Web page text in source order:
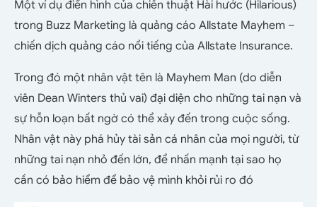
Một ví dụ điển hình của chiến thuật Hài hước (Hilarious)
trong Buzz Marketing là quảng cáo Allstate Mayhem –
chiến dịch quảng cáo nổi tiếng của Allstate Insurance.
Trong đó một nhân vật tên là Mayhem Man (do diễn
viên Dean Winters thủ vai) đại diện cho những tai nạn và
sự hỗn loạn bất ngờ có thể xảy đến trong cuộc sống.
Nhân vật này phá hủy tài sản cá nhân của mọi người, từ
những tai nạn nhỏ đến lớn, để nhấn mạnh tại sao họ
cần có bảo hiểm để bảo vệ mình khỏi rủi ro đó